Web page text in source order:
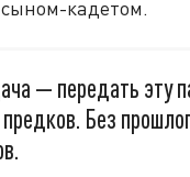
кадетом.
— передать эту
Без